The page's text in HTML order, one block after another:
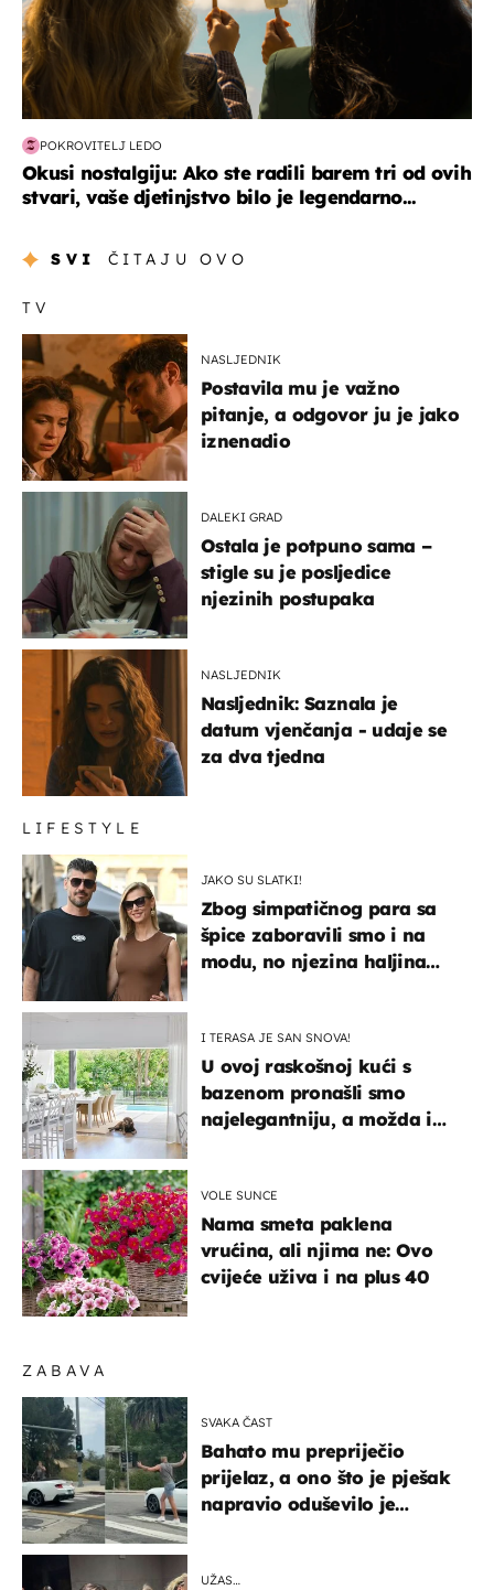
POKROVITELJ LEDO
Okusi nostalgiju: Ako ste radili barem tri od ovih
stvari, vaše djetinjstvo bilo je legendarno...
SVI ČITAJU OVO
ZABAVA
SVAKA ČAST
Bahato mu prepriječio
prijelaz, a ono što je pješak
napravio oduševilo je
UŽAS…
TV
NASLJEDNIK
Postavila mu je važno
pitanje, a odgovor ju je jako
iznenadio
DALEKI GRAD
Ostala je potpuno sama –
stigle su je posljedice
njezinih postupaka
NASLJEDNIK
Nasljednik: Saznala je
datum vjenčanja - udaje se
za dva tjedna
LIFESTYLE
JAKO SU SLATKI!
Zbog simpatičnog para sa
špice zaboravili smo i na
modu, no njezina haljina
I TERASA JE SAN SNOVA!
U ovoj raskošnoj kući s
bazenom pronašli smo
najelegantniju, a možda i
VOLE SUNCE
Nama smeta paklena
vrućina, ali njima ne: Ovo
cvijeće uživa i na plus 40